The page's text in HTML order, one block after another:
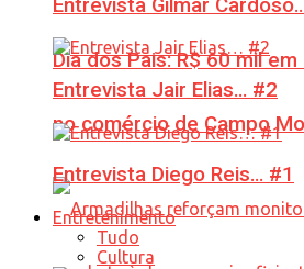
Dia dos Pais: R$ 60 mil
no comércio de Campo
Entrevista Gilmar
Entrevista Jair Elias… #2
Entrevista Diego Reis… #1
Entretenimento
Tudo
Cultura